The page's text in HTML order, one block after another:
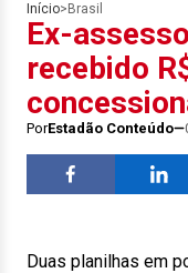
Início> Brasil
Ex-
recebido
PorEstadão Conteúdo
Duas planilhas em